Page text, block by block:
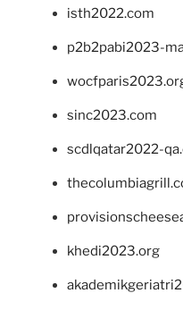
isth2022.com
p2b2pabi2023-
sinc2023.com
scdlqatar2022-
khedi2023.org